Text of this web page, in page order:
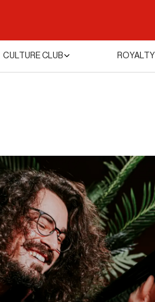
CULTURE CLUB ROYALTY